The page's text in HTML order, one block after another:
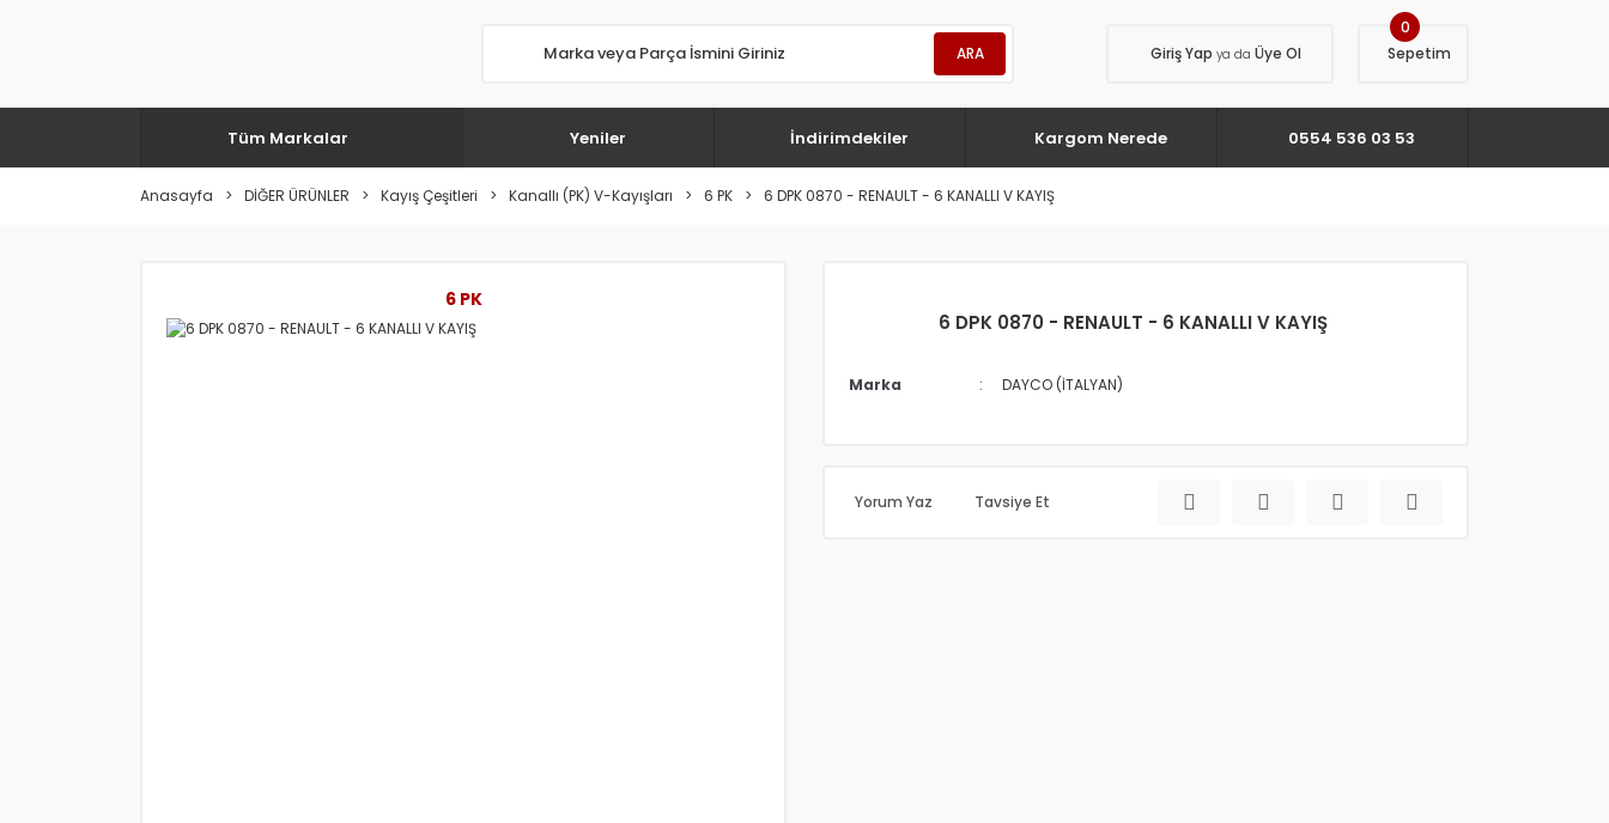
ARA Giriş Yap ya da Üye Ol Sepetim
0
Tüm Markalar Yeniler İndirimdekiler Kargom Nerede 0554 536 03 53
Anasayfa DİĞER ÜRÜNLER Kayış Çeşitleri Kanallı (PK) V-Kayışları 6 PK 6 DPK 0870 - RENAULT - 6 KANALLI V KAYIŞ
6 PK
6 DPK 0870 - RENAULT - 6 KANALLI V KAYIŞ
Marka DAYCO (İTALYAN)
Yorum Yaz Tavsiye Et